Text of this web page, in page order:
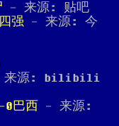
- 来源: 贴吧
强 - 来源: 今
源: bilibili
0巴西 - 来源: